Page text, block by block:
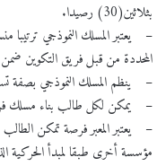
بثلاثين(30) رصيدا.
– يعتبر المسلك النموذجي ترتيبا
المحددة من قبل فريق التكوين
– ينظم المسلك النموذجي بصفة
– يمكن لكل طالب بناء مسلك
– يعتبر المعبر فرصة تمكن
مؤسسة أخرى طبقا لمبدأ